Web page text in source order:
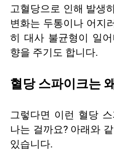
고혈당으로 인해 발생
변화는 두통이나 어지
히 대사 불균형이 일
향을 주기도 합니다.
혈당 스파이크는
그렇다면 이런 혈당
나는 걸까요? 아래와
있습니다.